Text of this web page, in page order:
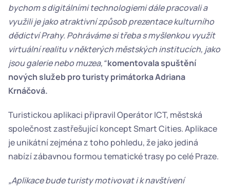
bychom s digitálními technologiemi dále pracovali a
využili je jako atraktivní způsob prezentace kulturního
dědictví Prahy. Pohráváme si třeba s myšlenkou využít
virtuální realitu v některých městských institucích, jako
jsou galerie nebo muzea,“komentovala spuštění
nových služeb pro turisty primátorka Adriana
Krnáčová.
Turistickou aplikaci připravil Operátor ICT, městská
společnost zastřešující koncept Smart Cities. Aplikace
je unikátní zejména z toho pohledu, že jako jediná
nabízí zábavnou formou tematické trasy po celé Praze.
„Aplikace bude turisty motivovat i k navštívení